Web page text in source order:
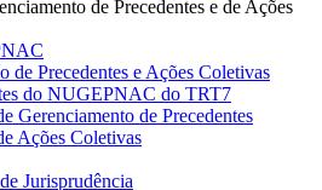
de Precedentes e de Ações
de Precedentes e Ações Coletivas
do NUGEPNAC do TRT7
Gerenciamento de Precedentes
Ações Coletivas
Jurisprudência